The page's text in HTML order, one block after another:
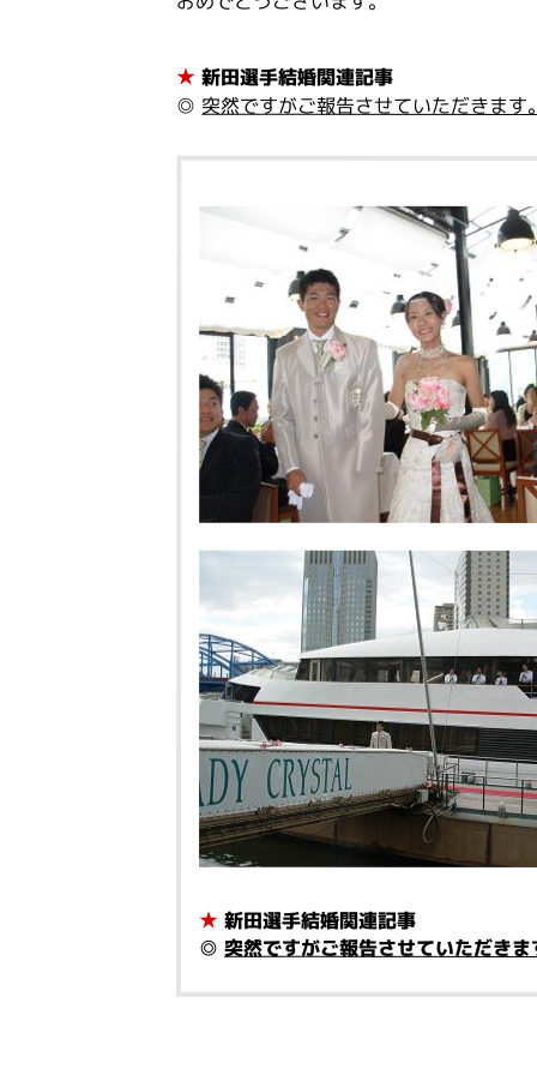
★ 新田選手結婚関連記事
◎ 突然ですがご報告させていただきます
★ 新田選手結婚関連記事
◎突然ですがご報告させていただきま